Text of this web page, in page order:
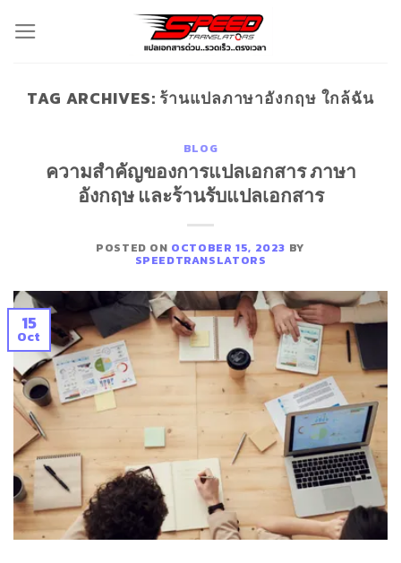
to
TAG ARCHIVES: ร้านแปลภาษาอังกฤษ ใกล้ฉัน
BLOG
ความสำคัญของการแปลเอกสาร ภาษา
อังกฤษ และร้านรับแปลเอกสาร
POSTED ON OCTOBER 15, 2023 BY
SPEEDTRANSLATORS
15
Oct